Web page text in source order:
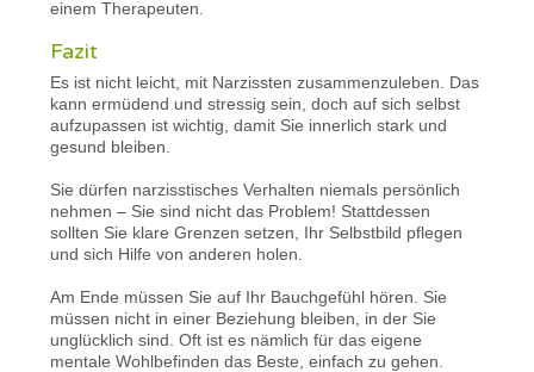
einem Therapeuten.
Fazit
Es ist nicht leicht, mit Narzissten zusammenzuleben. Das
kann ermüdend und stressig sein, doch auf sich selbst
aufzupassen ist wichtig, damit Sie innerlich stark und
gesund bleiben.
Sie dürfen narzisstisches Verhalten niemals persönlich
nehmen – Sie sind nicht das Problem! Stattdessen
sollten Sie klare Grenzen setzen, Ihr Selbstbild pflegen
und sich Hilfe von anderen holen.
Am Ende müssen Sie auf Ihr Bauchgefühl hören. Sie
müssen nicht in einer Beziehung bleiben, in der Sie
unglücklich sind. Oft ist es nämlich für das eigene
mentale Wohlbefinden das Beste, einfach zu gehen.